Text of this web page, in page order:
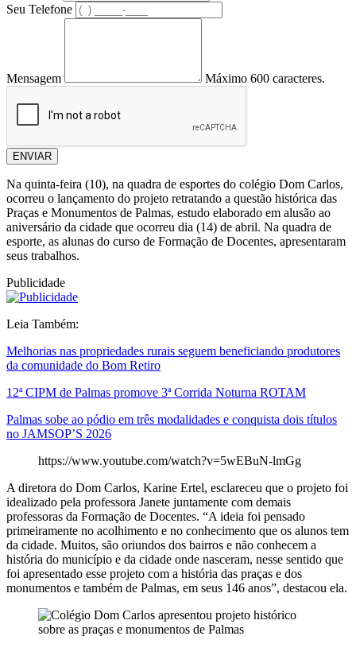
Seu Telefone
Mensagem Máximo 600 caracteres.
ENVIAR
Na quinta-feira (10), na quadra de esportes do colégio Dom Carlos,
ocorreu o lançamento do projeto retratando a questão histórica das
Praças e Monumentos de Palmas, estudo elaborado em alusão ao
aniversário da cidade que ocorreu dia (14) de abril. Na quadra de
esporte, as alunas do curso de Formação de Docentes, apresentaram
seus trabalhos.
Publicidade
Leia Também:
Melhorias nas propriedades rurais seguem beneficiando produtores
da comunidade do Bom Retiro
12ª CIPM de Palmas promove 3ª Corrida Noturna ROTAM
Palmas sobe ao pódio em três modalidades e conquista dois títulos
no JAMSOP’S 2026
https://www.youtube.com/watch?v=5wEBuN-lmGg
A diretora do Dom Carlos, Karine Ertel, esclareceu que o projeto foi
idealizado pela professora Janete juntamente com demais
professoras da Formação de Docentes. “A ideia foi pensado
primeiramente no acolhimento e no conhecimento que os alunos tem
da cidade. Muitos, são oriundos dos bairros e não conhecem a
história do município e da cidade onde nasceram, nesse sentido que
foi apresentado esse projeto com a história das praças e dos
monumentos e também de Palmas, em seus 146 anos”, destacou ela.